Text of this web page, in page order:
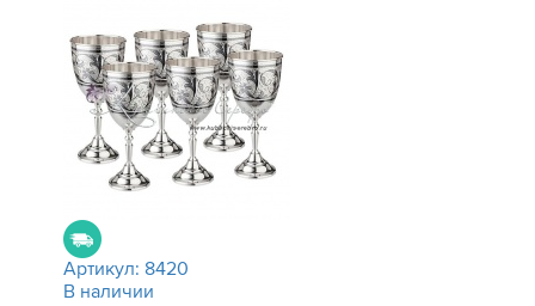
Артикул: 8420
В наличии